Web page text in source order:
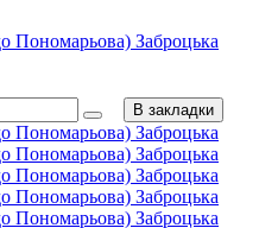
В закладки